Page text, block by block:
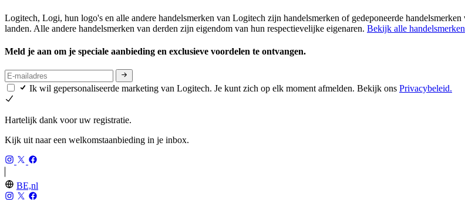
Logitech, Logi, hun logo's en alle andere handelsmerken van Logitech zijn handelsmerken of gedeponeerde
landen. Alle andere handelsmerken van derden zijn eigendom van hun respectievelijke eigenaren. Bekijk alle handelsmerken
Meld je aan om je speciale aanbieding en exclusieve voordelen te ontvangen.
Ik wil gepersonaliseerde marketing van Logitech. Je kunt zich op elk moment afmelden. Bekijk ons Privacybeleid.
Hartelijk dank voor uw registratie.
Kijk uit naar een welkomstaanbieding in je inbox.
BE,nl